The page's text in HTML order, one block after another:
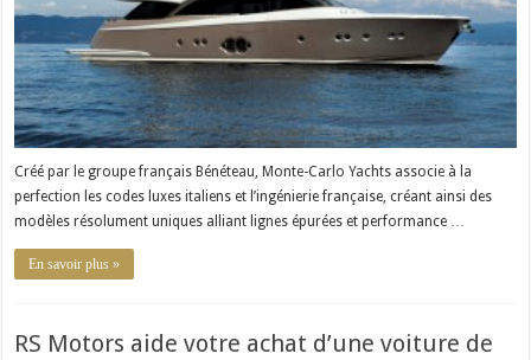
son
quatrième
modèle
grand
yacht
luxe
Créé par le groupe français Bénéteau, Monte-Carlo Yachts associe à la
perfection les codes luxes italiens et l’ingénierie française, créant ainsi des
modèles résolument uniques alliant lignes épurées et performance …
En savoir plus »
RS Motors aide votre achat d’une voiture de